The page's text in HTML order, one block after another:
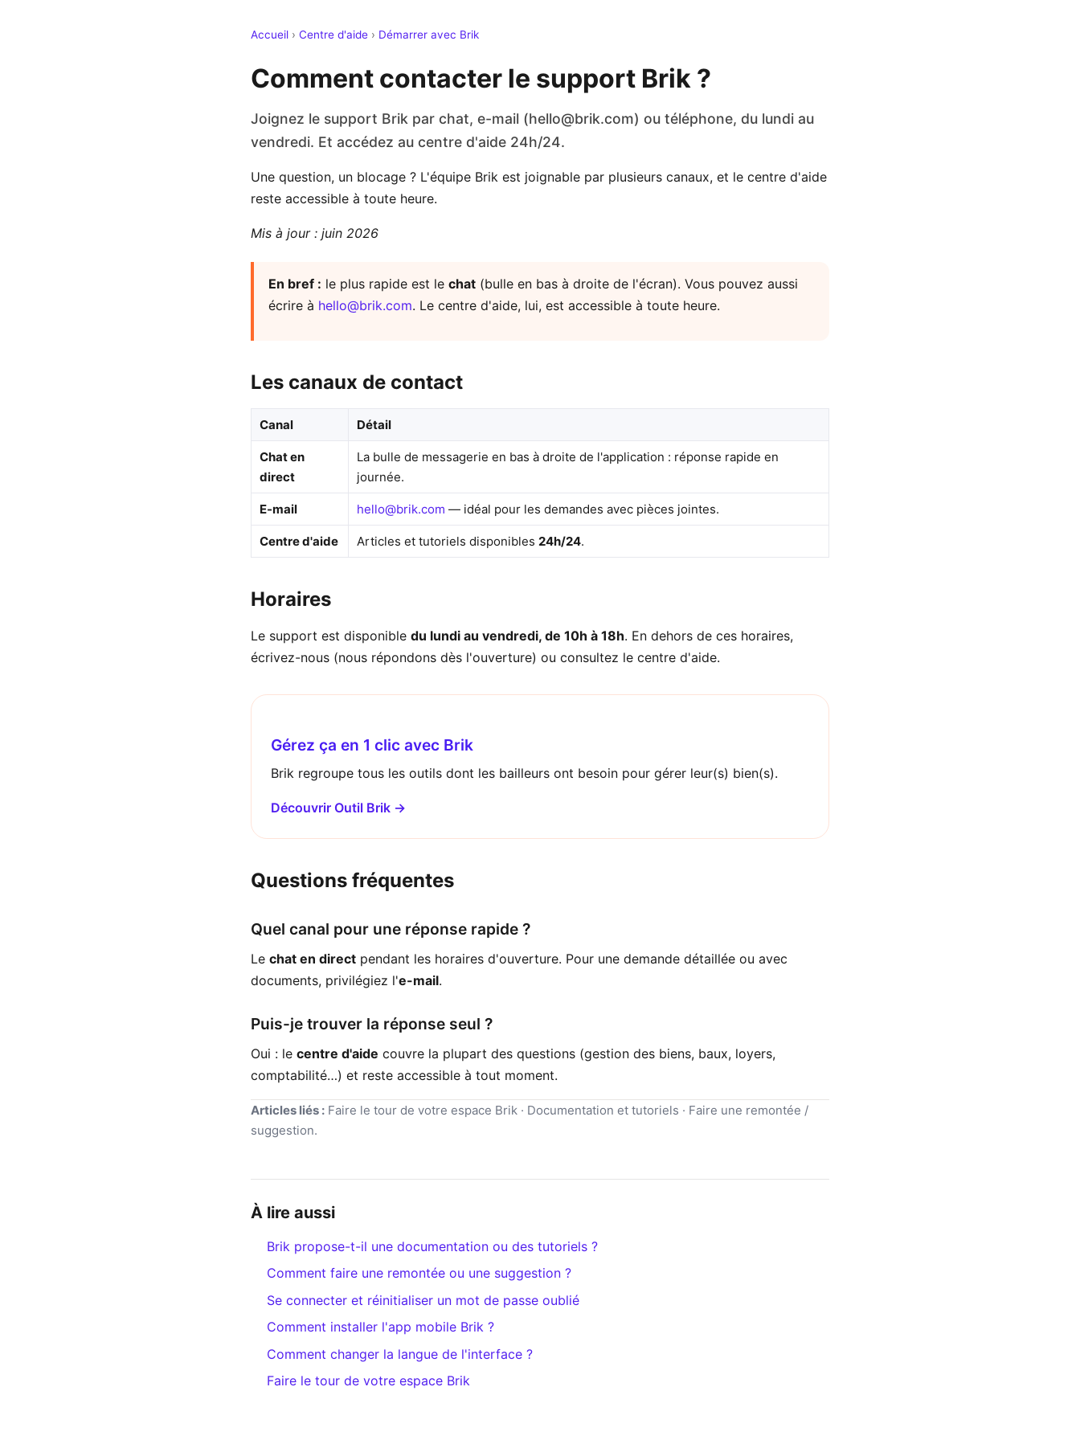
Accueil › Centre d'aide › Démarrer avec Brik
Comment contacter le support Brik ?
Joignez le support Brik par chat, e-mail (hello@brik.com) ou téléphone, du lundi au
vendredi. Et accédez au centre d'aide 24h/24.
Une question, un blocage ? L'équipe Brik est joignable par plusieurs canaux, et le centre d'aide
reste accessible à toute heure.
Mis à jour : juin 2026
En bref : le plus rapide est le chat (bulle en bas à droite de l'écran). Vous pouvez aussi
écrire à hello@brik.com. Le centre d'aide, lui, est accessible à toute heure.
Les canaux de contact
Canal Détail
Chat en
direct
La bulle de messagerie en bas à droite de l'application : réponse rapide en
journée.
E-mail hello@brik.com — idéal pour les demandes avec pièces jointes.
Centre d'aide Articles et tutoriels disponibles 24h/24.
Horaires
Le support est disponible du lundi au vendredi, de 10h à 18h. En dehors de ces horaires,
écrivez-nous (nous répondons dès l'ouverture) ou consultez le centre d'aide.
Gérez ça en 1 clic avec Brik
Brik regroupe tous les outils dont les bailleurs ont besoin pour gérer leur(s) bien(s).
Découvrir Outil Brik →
Questions fréquentes
Quel canal pour une réponse rapide ?
Le chat en direct pendant les horaires d'ouverture. Pour une demande détaillée ou avec
documents, privilégiez l'e-mail.
Puis-je trouver la réponse seul ?
Oui : le centre d'aide couvre la plupart des questions (gestion des biens, baux, loyers,
comptabilité…) et reste accessible à tout moment.
Articles liés : Faire le tour de votre espace Brik · Documentation et tutoriels · Faire une remontée /
suggestion.
À lire aussi
Brik propose-t-il une documentation ou des tutoriels ?
Comment faire une remontée ou une suggestion ?
Se connecter et réinitialiser un mot de passe oublié
Comment installer l'app mobile Brik ?
Comment changer la langue de l'interface ?
Faire le tour de votre espace Brik